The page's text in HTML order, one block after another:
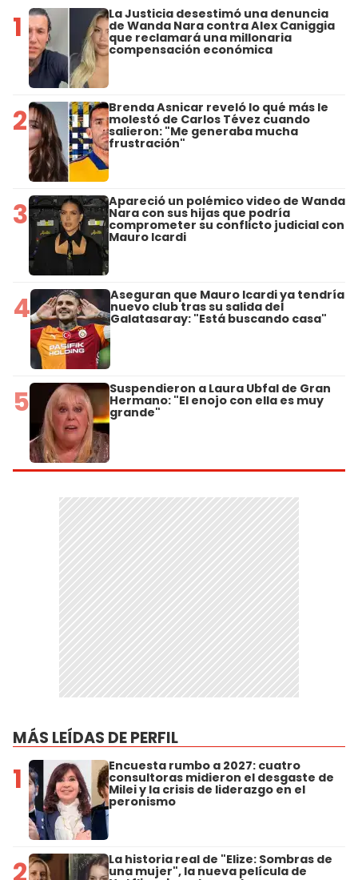
1 La Justicia desestimó una denuncia
de Wanda Nara contra Alex Caniggia
que reclamará una millonaria
compensación económica
2 Brenda Asnicar reveló lo qué más le
molestó de Carlos Tévez cuando
salieron: "Me generaba mucha
frustración"
3 Apareció un polémico video de Wanda
Nara con sus hijas que podría
comprometer su conflicto judicial con
Mauro Icardi
4 Aseguran que Mauro Icardi ya tendría
nuevo club tras su salida del
Galatasaray: "Está buscando casa"
5 Suspendieron a Laura Ubfal de Gran
Hermano: "El enojo con ella es muy
grande"
MÁS LEÍDAS DE PERFIL
1 Encuesta rumbo a 2027: cuatro
consultoras midieron el desgaste de
Milei y la crisis de liderazgo en el
peronismo
2 La historia real de "Elize: Sombras de
una mujer", la nueva película de